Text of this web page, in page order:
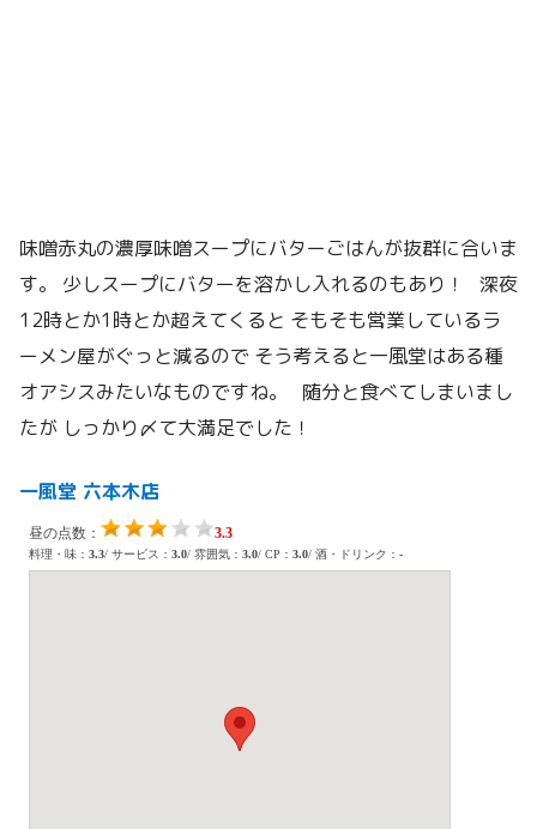
味噌赤丸の濃厚味噌スープにバターごはんが抜群に合いま
す。 少しスープにバターを溶かし入れるのもあり！ 深夜
12時とか1時とか超えてくると そもそも営業しているラ
ーメン屋がぐっと減るので そう考えると一風堂はある種
オアシスみたいなものですね。 随分と食べてしまいまし
たが しっかり〆て大満足でした！
一風堂 六本木店